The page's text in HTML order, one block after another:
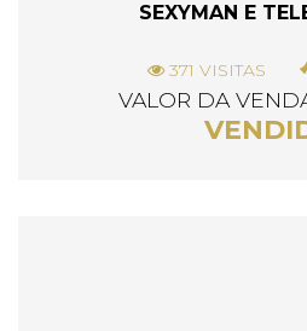
SEXYMAN E
371 VISITAS
VALOR DA